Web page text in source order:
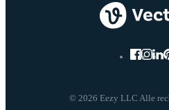
© 2026 Eezy LLC Alle